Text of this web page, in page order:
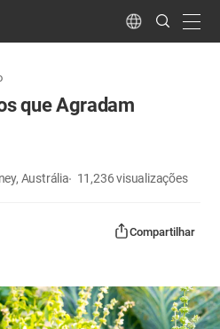
Language
Search
Submit
que Agradam
Austrália 11,236visualizações
Compartilhar